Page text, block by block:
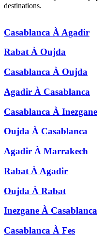
destinations.
Casablanca À Agadir
Rabat À Oujda
Casablanca À Oujda
Agadir À Casablanca
Casablanca À Inezgane
Oujda À Casablanca
Agadir À Marrakech
Rabat À Agadir
Oujda À Rabat
Inezgane À Casablanca
Casablanca À Fes